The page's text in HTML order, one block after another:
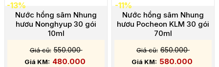
-13%
Nước hồng sâm Nhung
hươu Nonghyup 30 gói
10ml
550.000
480.000
-11%
Nước hồng sâm Nhung
hươu Pocheon KLM 30 gói
70ml
650.000
580.000